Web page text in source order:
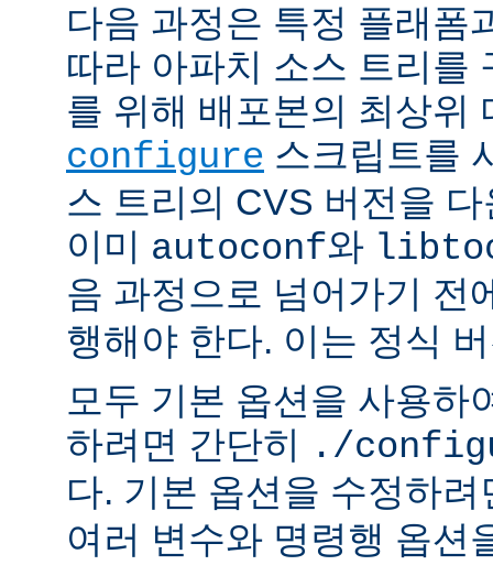
다음 과정은 특정 플래폼
따라 아파치 소스 트리를
를 위해 배포본의 최상위
configure 스크립트를
스 트리의 CVS 버전을
이미 autoconf와
음 과정으로 넘어가기 전
행해야 한다. 이는 정식
모두 기본 옵션을 사용하
하려면 간단히 ./
다. 기본 옵션을 수정하
여러 변수와 명령행 옵션